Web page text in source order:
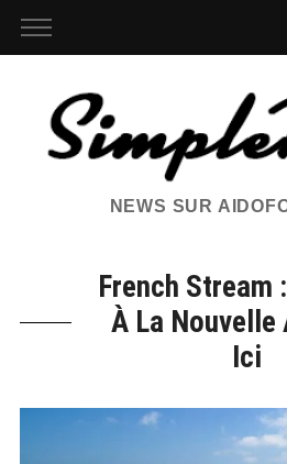
NEWS SUR
French Stream
À La Nouvelle
Ici